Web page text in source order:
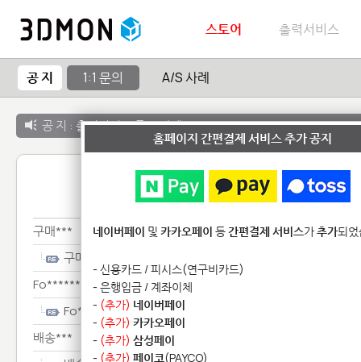
스토어 출력서비스
공 지 1:1 문의 A/S 사례
공 지 : 출력서비스 종료 안내
1:1 문
구매***
구매***
Fo********************
Fo********************
배송***
홈페이지 간편결제 서비스 추가 공지
네이버페이 및 카카오페이 등간편결제 서비스가추가되
- 신용카드 / 피시스(연구비카드)
- 은행입금 / 계좌이체
- (추가) 네이버페이
- (추가) 카카오페이
- (추가) 삼성페이
- (추가) 페이코(PAYCO)